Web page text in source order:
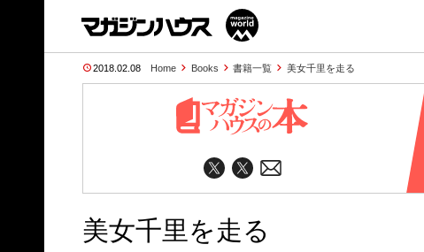
2018.02.08 Home Books 書籍一覧 美女千里を走る
美女千里を走る